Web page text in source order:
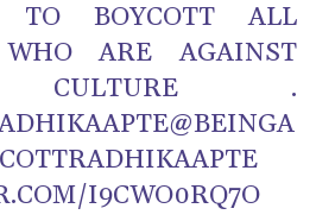
BOYCOTT ALL
ARE AGAINST
CULTURE .
@BEINGA
I9CWO0RQ7O